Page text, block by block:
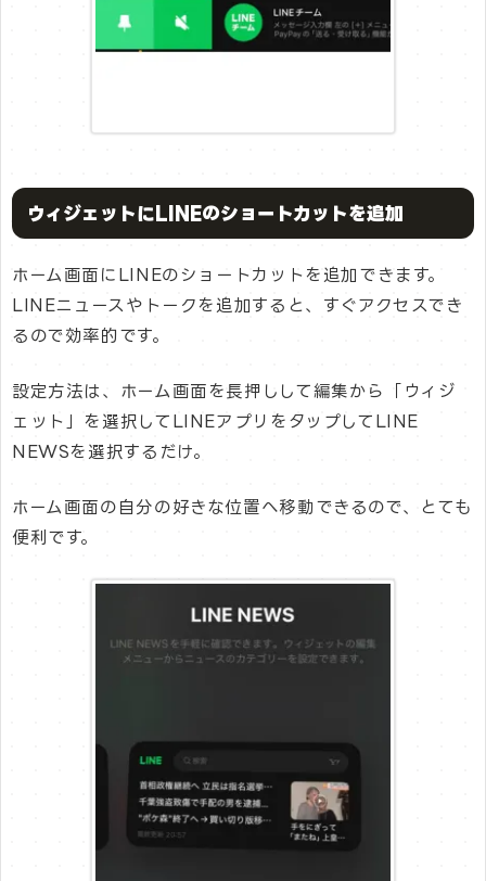
ウィジェットにLINEのショートカットを追加
ホーム画面にLINEのショートカットを追加できます。
LINEニュースやトークを追加すると、すぐアクセスでき
るので効率的です。
設定方法は、ホーム画面を長押しして編集から「ウィジ
ェット」を選択してLINEアプリをタップしてLINE
NEWSを選択するだけ。
ホーム画面の自分の好きな位置へ移動できるので、とても
便利です。